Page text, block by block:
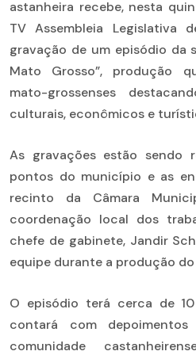
astanheira recebe, nesta
TV Assembleia Legislativa
gravação de um episódio da
Mato Grosso”, produção
mato-grossenses
culturais, econômicos e
As gravações estão sendo
pontos do município e as
recinto da Câmara
coordenação local dos
chefe de gabinete, Jandir
equipe durante a produção
O episódio terá cerca de
contará com
comunidade